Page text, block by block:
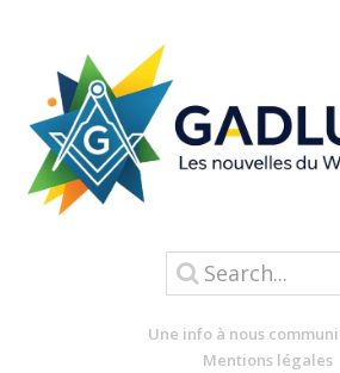
Une info à nous
Mentions légales